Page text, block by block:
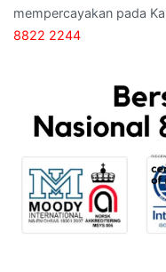
mempercayakan pada
8822 2244